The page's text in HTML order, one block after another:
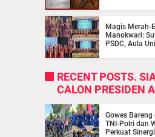
Magis Merah-
Manokwari:
PSDC, Aula
RECENT POSTS.
CALON PRESIDEN
Gowes Bareng
TNI-Polri dan
Perkuat